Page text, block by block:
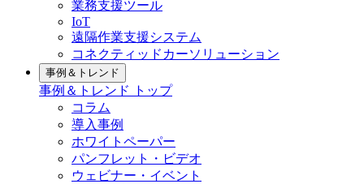
業務支援ツール
IoT
遠隔作業支援システム
コネクティッドカーソリューション
事例＆トレンド
事例＆トレンド
トップ
コラム
導入事例
ホワイトペーパー
パンフレット・ビデオ
ウェビナー・イベント